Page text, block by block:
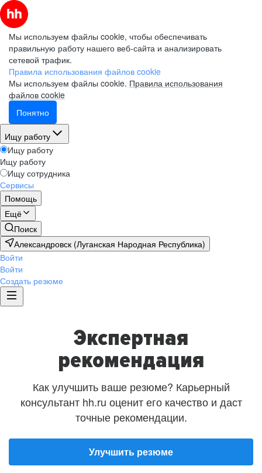
Мы используем файлы cookie, чтобы обеспечивать
правильную работу нашего веб-сайта и анализировать
сетевой трафик.
Правила использования файлов cookie
Мы используем файлы cookie. Правила использования
файлов cookie
Понятно
Ищу работу
Ищу работу
Ищу работу
Ищу сотрудника
Сервисы
Помощь
Ещё
Поиск
Александровск (Луганская Народная Республика)
Войти
Войти
Создать резюме
Экспертная
рекомендация
Как улучшить ваше резюме? Карьерный
консультант hh.ru оценит его качество и даст
точные рекомендации.
Улучшить резюме